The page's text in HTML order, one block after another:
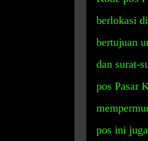
berlokasi
bertujuan
dan surat-
pos Pasar
pos ini